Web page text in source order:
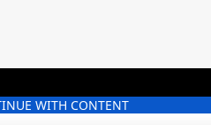
WITH CONTENT